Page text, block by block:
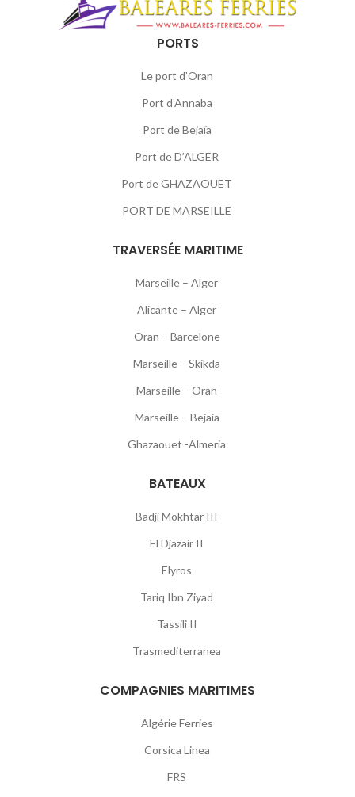
PORTS
Le port d’Oran
Port d’Annaba
Port de Bejaïa
Port de D’ALGER
Port de GHAZAOUET
PORT DE MARSEILLE
TRAVERSÉE MARITIME
Marseille – Alger
Alicante – Alger
Oran – Barcelone
Marseille – Skikda
Marseille – Oran
Marseille – Bejaia
Ghazaouet -Almeria
BATEAUX
Badji Mokhtar III
El Djazair II
Elyros
Tariq Ibn Ziyad
Tassili II
Trasmediterranea
COMPAGNIES MARITIMES
Algérie Ferries
Corsica Linea
FRS